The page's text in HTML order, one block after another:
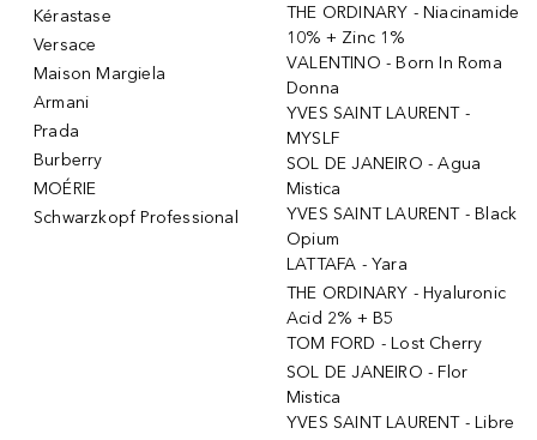
Kérastase
Versace
Maison Margiela
Armani
Prada
Burberry
MOÉRIE
Schwarzkopf Professional
THE ORDINARY - Niacinamide
10% + Zinc 1%
VALENTINO - Born In Roma
Donna
YVES SAINT LAURENT -
MYSLF
SOL DE JANEIRO - Agua
Mistica
YVES SAINT LAURENT - Black
Opium
LATTAFA - Yara
THE ORDINARY - Hyaluronic
Acid 2% + B5
TOM FORD - Lost Cherry
SOL DE JANEIRO - Flor
Mistica
YVES SAINT LAURENT - Libre